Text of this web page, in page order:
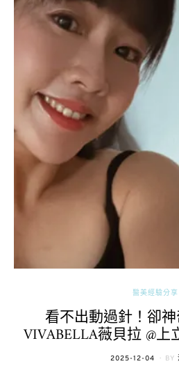
醫美經驗分享
看不出動過針！卻
VIVABELLA薇貝拉 @
POSTED
2025-12-04 BY